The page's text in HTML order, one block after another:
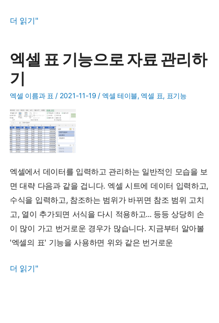
직
인
엑
셀
구
조
적
조
더 읽기"
엑셀 표 기능으로 자료 관리하
기
엑셀 이름과 표 / 2021-11-19 / 엑셀 테이블, 엑셀 표, 표기능
엑셀에서 데이터를 입력하고 관리하는 일반적인 모습을 보
면 대략 다음과 같을 겁니다. 엑셀 시트에 데이터 입력하고,
수식을 입력하고, 참조하는 범위가 바뀌면 참조 범위 고치
고, 열이 추가되면 서식을 다시 적용하고... 등등 상당히 손
이 많이 가고 번거로운 경우가 많습니다. 지금부터 알아볼
'엑셀의 표' 기능을 사용하면 위와 같은 번거로운
엑
더 읽기"